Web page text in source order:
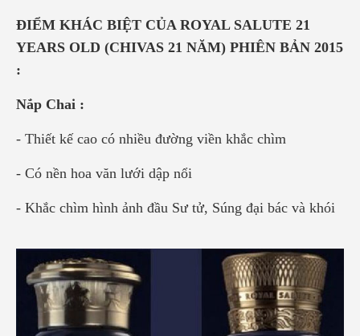
ĐIỂM KHÁC BIỆT CỦA ROYAL SALUTE 21
YEARS OLD (CHIVAS 21 NĂM) PHIÊN BẢN 2015
:
Nắp Chai :
- Thiết kế cao có nhiều đường viền khắc chìm
- Có nền hoa văn lưới dập nổi
- Khắc chìm hình ảnh đầu Sư tử, Súng đại bác và khói